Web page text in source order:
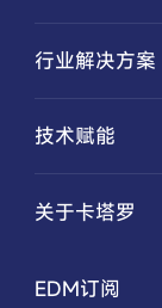
行业解决方案
机械解决方案
技术赋能
关于卡塔罗
EDM订阅